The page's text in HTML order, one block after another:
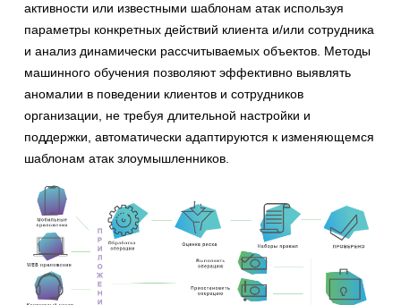
активности или известными шаблонам атак используя
параметры конкретных действий клиента и/или сотрудника
и анализ динамически рассчитываемых объектов. Методы
машинного обучения позволяют эффективно выявлять
аномалии в поведении клиентов и сотрудников
организации, не требуя длительной настройки и
поддержки, автоматически адаптируются к изменяющемся
шаблонам атак злоумышленников.